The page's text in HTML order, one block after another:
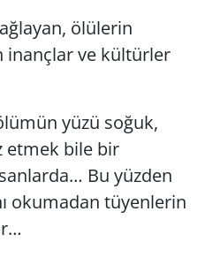
ölülerin
inançlar ve kültürler
yüzü soğuk,
etmek bile bir
Bu yüzden
okumadan tüyenlerin